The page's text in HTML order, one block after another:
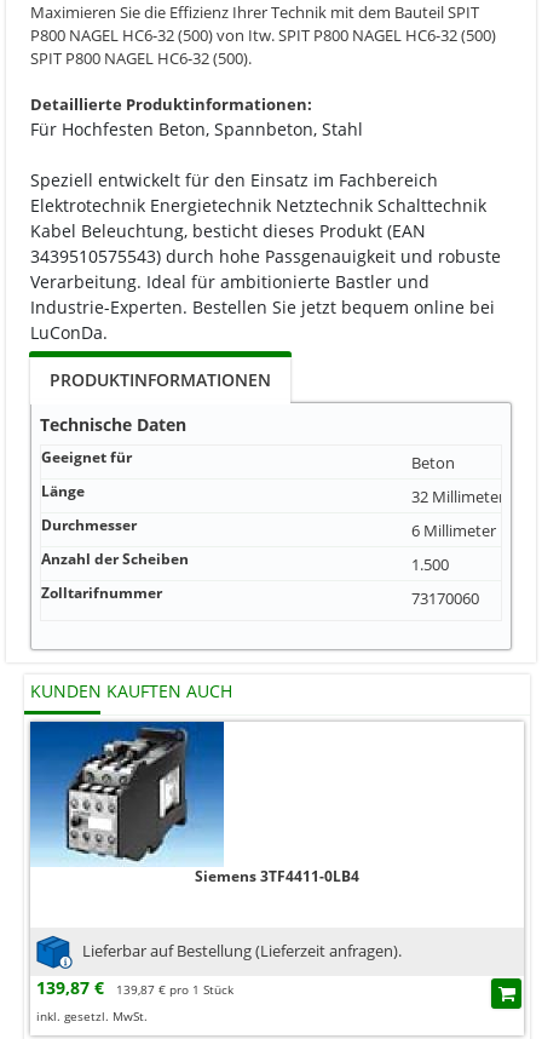
Maximieren Sie die Effizienz Ihrer Technik mit dem Bauteil SPIT
P800 NAGEL HC6-32 (500) von Itw. SPIT P800 NAGEL HC6-32 (500)
SPIT P800 NAGEL HC6-32 (500).
Detaillierte Produktinformationen:
Für Hochfesten Beton, Spannbeton, Stahl
Speziell entwickelt für den Einsatz im Fachbereich
Elektrotechnik Energietechnik Netztechnik Schalttechnik
Kabel Beleuchtung, besticht dieses Produkt (EAN
3439510575543) durch hohe Passgenauigkeit und robuste
Verarbeitung. Ideal für ambitionierte Bastler und
Industrie-Experten. Bestellen Sie jetzt bequem online bei
LuConDa.
PRODUKTINFORMATIONEN
Technische Daten
Geeignet für Beton
Länge 32 Millimeter
Durchmesser 6 Millimeter
Anzahl der Scheiben 1.500
Zolltarifnummer 73170060
KUNDEN KAUFTEN AUCH
Siemens 3TF4411-0LB4
Lieferbar auf Bestellung (Lieferzeit anfragen).
139,87 €
139,87 € pro 1 Stück
inkl. gesetzl. MwSt.